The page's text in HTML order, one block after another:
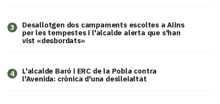
3
​Desallotgen dos campaments escoltes a Alins
per les tempestes i l'alcalde alerta que s'han
vist «desbordats»
4
L'alcalde Baró i ERC de la Pobla contra
l'Avenida: crònica d'una deslleialtat